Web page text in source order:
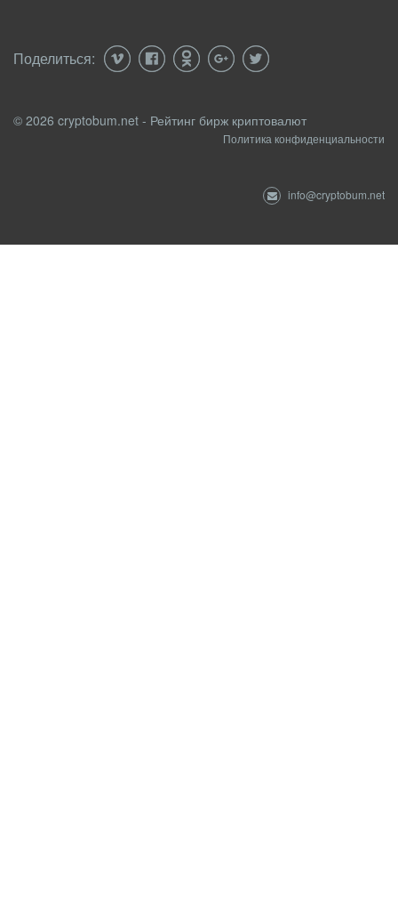
Поделиться:
© 2026 cryptobum.net - Рейтинг бирж криптовалют
Политика конфиденциальности
info@cryptobum.net